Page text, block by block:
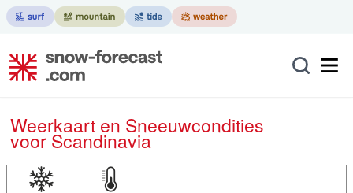
Weerkaart en Sneeuwcondities
voor Scandinavia